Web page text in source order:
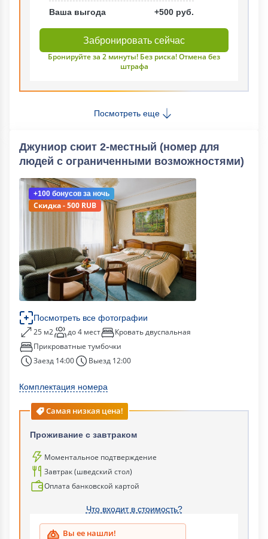
Ваша выгода +500 руб.
Забронировать сейчас
Бронируйте за 2 минуты! Без риска! Отмена без
штрафа
Посмотреть еще
Джуниор сюит 2-местный (номер для
людей с ограниченными возможностями)
+100 бонусов за ночь
Скидка - 500 RUB
Посмотреть все фотографии
25 м2 до 4 мест
Кровать двуспальная
Прикроватные тумбочки
Заезд 14:00
Выезд 12:00
Комплектация номера
Самая низкая цена!
Проживание с завтраком
Моментальное подтверждение
Завтрак (шведский стол)
Оплата банковской картой
Что входит в стоимость?
Вы ее нашли!